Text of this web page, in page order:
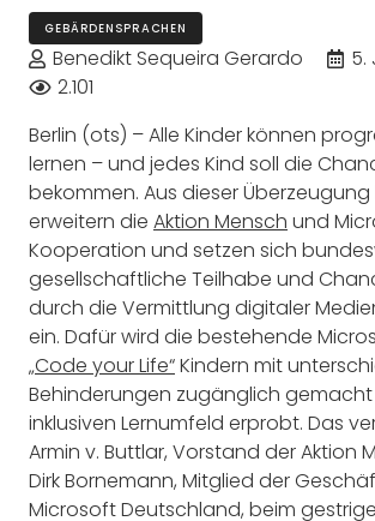
GEBÄRDENSPRACHEN
Benedikt Sequeira Gerardo
5.
2.101
Berlin (ots) – Alle Kinder können
lernen – und jedes Kind soll die
bekommen. Aus dieser
erweitern die Aktion Mensch und
Kooperation und setzen sich
gesellschaftliche Teilhabe und
durch die Vermittlung digitaler
ein. Dafür wird die bestehende
„Code your Life“Kindern mit
Behinderungen zugänglich
inklusiven Lernumfeld erprobt. Das
Armin v. Buttlar, Vorstand der Aktion
Dirk Bornemann, Mitglied der
Microsoft Deutschland, beim